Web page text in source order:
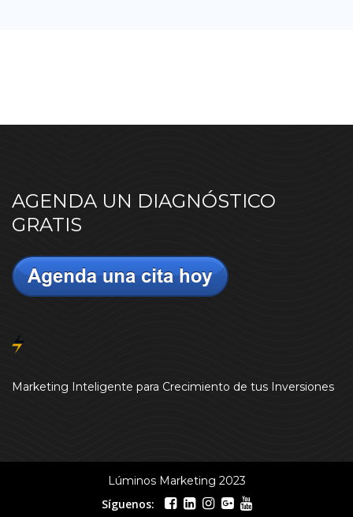
AGENDA UN DIAGNÓSTICO
GRATIS
Marketing Inteligente para Crecimiento de tus Inversiones
Lúminos Marketing 2023
Síguenos: